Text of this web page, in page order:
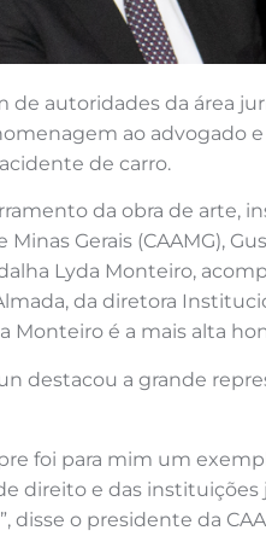
de autoridades da área
ao advogado
de carro.
da obra de arte,
Gerais (CAAMG),
Lyda Monteiro,
da diretora
Monteiro é a mais alta
destacou a grande
foi para mim um
direito e das
disse o presidente da